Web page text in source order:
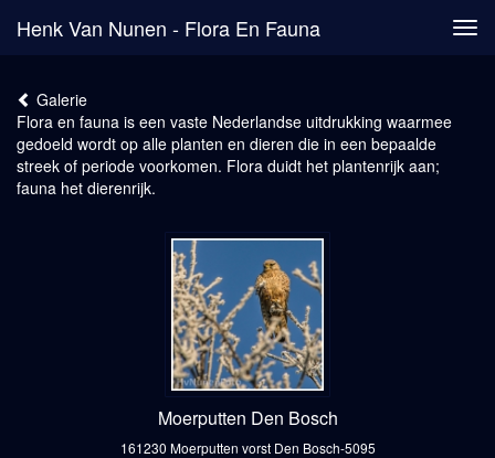
Henk Van Nunen - Flora En Fauna
Galerie
Flora en fauna is een vaste Nederlandse uitdrukking waarmee
gedoeld wordt op alle planten en dieren die in een bepaalde
streek of periode voorkomen. Flora duidt het plantenrijk aan;
fauna het dierenrijk.
Moerputten Den Bosch
161230 Moerputten vorst Den Bosch-5095